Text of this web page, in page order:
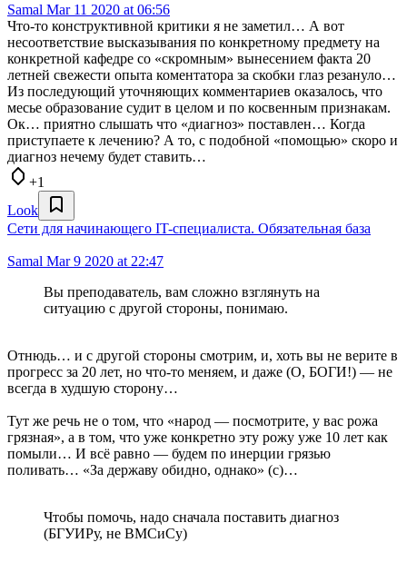
Samal Mar 11 2020 at 06:56
Что-то конструктивной критики я не заметил… А вот
несоответствие высказывания по конкретному предмету на
конкретной кафедре со «скромным» вынесением факта 20
летней свежести опыта коментатора за скобки глаз резануло…
Из последующий уточняющих комментариев оказалось, что
месье образование судит в целом и по косвенным признакам.
Ок… приятно слышать что «диагноз» поставлен… Когда
приступаете к лечению? А то, с подобной «помощью» скоро и
диагноз нечему будет ставить…
+1
Look
Сети для начинающего IT-специалиста. Обязательная база
Samal Mar 9 2020 at 22:47
Вы преподаватель, вам сложно взглянуть на
ситуацию с другой стороны, понимаю.
Отнюдь… и с другой стороны смотрим, и, хоть вы не верите в
прогресс за 20 лет, но что-то меняем, и даже (О, БОГИ!) — не
всегда в худшую сторону…
Тут же речь не о том, что «народ — посмотрите, у вас рожа
грязная», а в том, что уже конкретно эту рожу уже 10 лет как
помыли… И всё равно — будем по инерции грязью
поливать… «За державу обидно, однако» (с)…
Чтобы помочь, надо сначала поставить диагноз
(БГУИРу, не ВМСиСу)